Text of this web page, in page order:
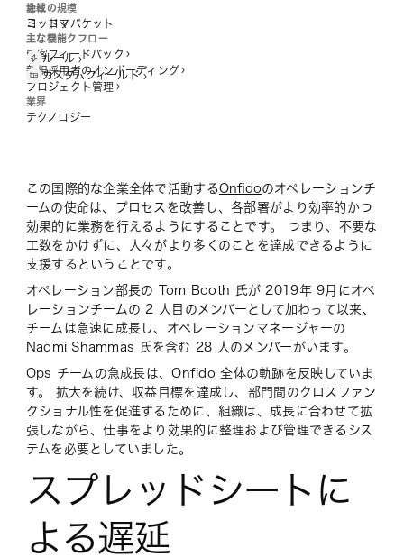
オンボーディングの高速化
新入社員 1 人のオンボーディングにかかる時間を 2
時間から 1.5 時間に短縮
フィードバックを改善
し、クライアントからのフィードバックの追跡を改善
地域
ヨーロッパ
主なワークフロー
顧客フィードバック
新規採用者のオンボーディング
プロジェクト管理
業界
テクノロジー
会社の規模
ミッドマーケット
主な機能
ルール
カスタムフィールド
この国際的な企業全体で活動するOnfidoのオペレーションチ
ームの使命は、プロセスを改善し、各部署がより効率的かつ
効果的に業務を行えるようにすることです。 つまり、不要な
工数をかけずに、人々がより多くのことを達成できるように
支援するということです。
オペレーション部長の Tom Booth 氏が 2019年 9月にオペ
レーションチームの 2 人目のメンバーとして加わって以来、
チームは急速に成長し、オペレーションマネージャーの
Naomi Shammas 氏を含む 28 人のメンバーがいます。
Ops チームの急成長は、Onfido 全体の軌跡を反映していま
す。 拡大を続け、収益目標を達成し、部門間のクロスファン
クショナル性を促進するために、組織は、成長に合わせて拡
張しながら、仕事をより効果的に整理および管理できるシス
テムを必要としていました。
スプレッドシートに
よる遅延